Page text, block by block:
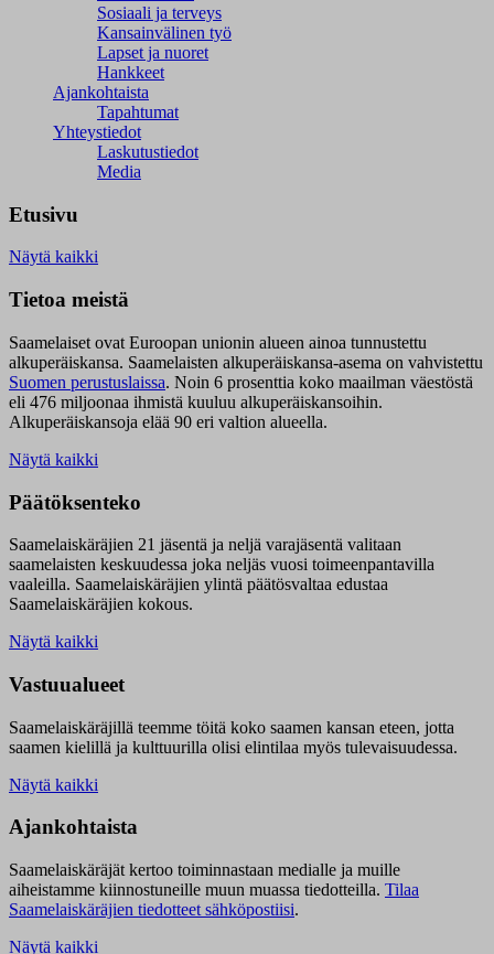
Sosiaali ja terveys
Kansainvälinen työ
Lapset ja nuoret
Hankkeet
Ajankohtaista
Tapahtumat
Yhteystiedot
Laskutustiedot
Media
Etusivu
Näytä kaikki
Tietoa meistä
Saamelaiset ovat Euroopan unionin alueen ainoa tunnustettu
alkuperäiskansa. Saamelaisten alkuperäiskansa-asema on vahvistettu
Suomen perustuslaissa. Noin 6 prosenttia koko maailman väestöstä
eli 476 miljoonaa ihmistä kuuluu alkuperäiskansoihin.
Alkuperäiskansoja elää 90 eri valtion alueella.
Näytä kaikki
Päätöksenteko
Saamelaiskäräjien 21 jäsentä ja neljä varajäsentä valitaan
saamelaisten keskuudessa joka neljäs vuosi toimeenpantavilla
vaaleilla. Saamelaiskäräjien ylintä päätösvaltaa edustaa
Saamelaiskäräjien kokous.
Näytä kaikki
Vastuualueet
Saamelaiskäräjillä teemme töitä koko saamen kansan eteen, jotta
saamen kielillä ja kulttuurilla olisi elintilaa myös tulevaisuudessa.
Näytä kaikki
Ajankohtaista
Saamelaiskäräjät kertoo toiminnastaan medialle ja muille
aiheistamme kiinnostuneille muun muassa tiedotteilla. Tilaa
Saamelaiskäräjien tiedotteet sähköpostiisi.
Näytä kaikki